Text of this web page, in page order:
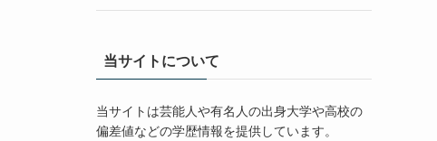
当サイトについて
当サイトは芸能人や有名人の出身大学や高校の
偏差値などの学歴情報を提供しています。